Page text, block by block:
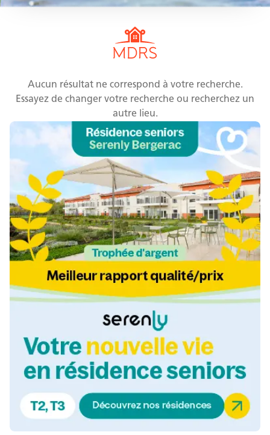
Aucun résultat ne correspond à votre recherche.
Essayez de changer votre recherche ou recherchez un
autre lieu.